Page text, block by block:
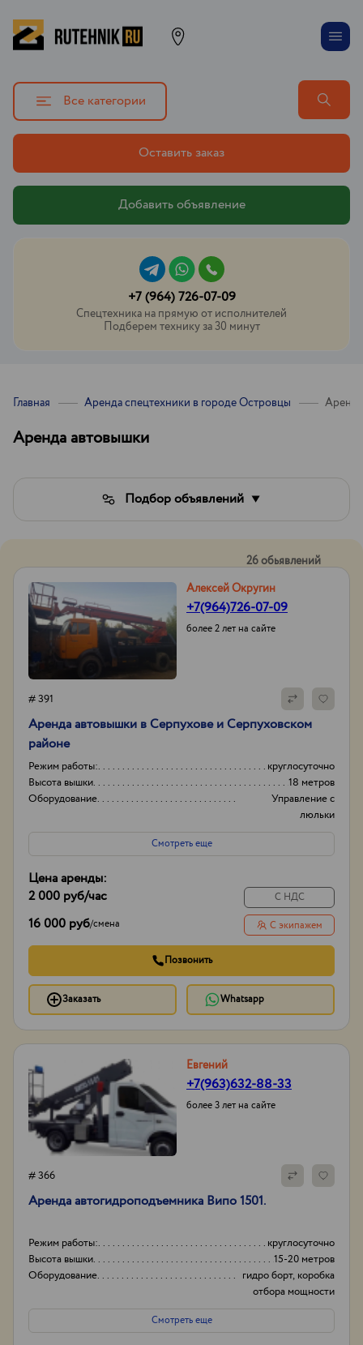
Все категории
Оставить заказ
Добавить объявление
+7 (964) 726-07-09
Спецтехника на прямую от исполнителей
Подберем технику за 30 минут
Главная Аренда спецтехники в городе Островцы
Аренда автовышки
Подбор объявлений
26 обьявлений
Алексей Округин
+7(964)726-07-09
более 2 лет на сайте
# 391
Аренда автовышки в Серпухове и Серпуховском
районе
Режим работы:
круглосуточно
Высота вышки
18 метров
Оборудование
Управление с
люльки
Тип проходимости
Колесная
Смотреть еще
Цена аренды:
2 000 руб/час
16 000 руб/смена
С НДС
С экипажем
Позвонить
Заказать Whatsapp
Евгений
+7(963)632-88-33
более 3 лет на сайте
# 366
Аренда автогидроподъемника Випо 1501.
Режим работы:
круглосуточно
Высота вышки
15-20 метров
Оборудование
гидро борт, коробка
отбора мощности
(ком)
Смотреть еще